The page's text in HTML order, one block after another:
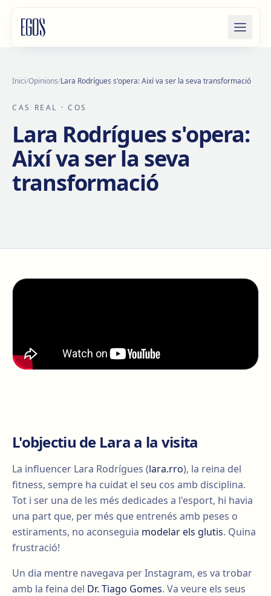
Inici/Opinions/Lara Rodrígues s'opera: Així va ser la seva transformació
CAS REAL · COS
Lara Rodrígues s'opera:
Així va ser la seva
transformació
L'objectiu de Lara a la visita
La influencer Lara Rodrígues (lara.rro), la reina del
fitness, sempre ha cuidat el seu cos amb disciplina.
Tot i ser una de les més dedicades a l'esport, hi havia
una part que, per més que entrenés amb peses o
estiraments, no aconseguia modelar els glutis. Quina
frustració!
Un dia mentre navegava per Instagram, es va trobar
amb la feina del Dr. Tiago Gomes. Va veure els seus